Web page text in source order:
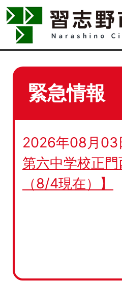
緊急情報
2026年08月03
第六中学校正
（8/4現在）】